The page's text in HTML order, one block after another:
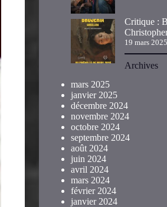
Critique :
19 mars 2025
Archives
mars 2025
janvier 2025
décembre 2024
novembre 2024
octobre 2024
septembre 2024
août 2024
juin 2024
avril 2024
mars 2024
février 2024
janvier 2024